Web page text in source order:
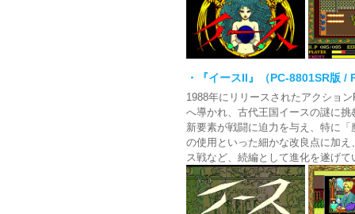
・『イースII』（PC-8801SR版
1988年にリリースされたアクショ
へ導かれ、古代王国イースの謎に
新要素が戦闘に迫力を与え、特に
の使用といった細かな改良点に加
ス戦など、続編として進化を遂げ